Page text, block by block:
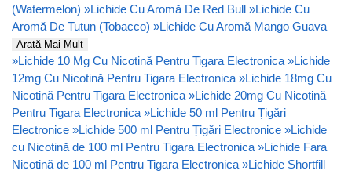
(Watermelon) »Lichide Cu Aromă De Red Bull »Lichide Cu
Aromă De Tutun (Tobacco) »Lichide Cu Aromă Mango Guava
Arată Mai Mult
»Lichide 10 Mg Cu Nicotină Pentru Tigara Electronica »Lichide
12mg Cu Nicotină Pentru Tigara Electronica »Lichide 18mg Cu
Nicotină Pentru Tigara Electronica »Lichide 20mg Cu Nicotină
Pentru Tigara Electronica »Lichide 50 ml Pentru Țigări
Electronice »Lichide 500 ml Pentru Țigări Electronice »Lichide
cu Nicotină de 100 ml Pentru Tigara Electronica »Lichide Fara
Nicotină de 100 ml Pentru Tigara Electronica »Lichide Shortfill